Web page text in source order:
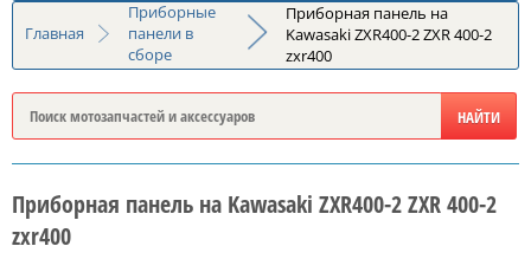
Главная
Приборные
панели в
сборе
Приборная панель на
Kawasaki ZXR400-2 ZXR 400-2
zxr400
Приборная панель на Kawasaki ZXR400-2 ZXR 400-2
zxr400